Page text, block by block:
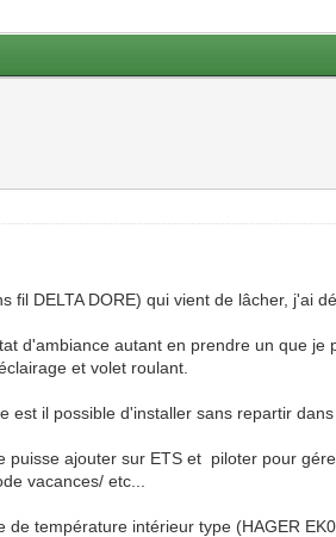
fil DELTA DORE) qui vient de lâcher, j'ai
d'ambiance autant en prendre un que je
et volet roulant.
est il possible d'installer sans repartir
puisse ajouter sur ETS et piloter pour
vacances/ etc...
de température intérieur type (HAGER